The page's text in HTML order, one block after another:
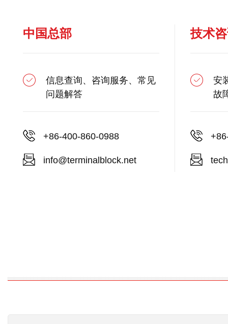
中国总部
信息查询、咨询服务、常见
问题解答
+86-400-860-0988
info@terminalblock.net
技术
安
故